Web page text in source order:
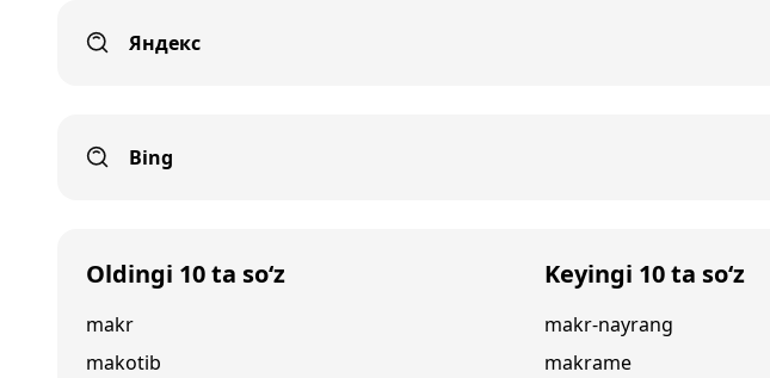
Яндекс
Bing
Oldingi 10 ta so‘z
makr
makotib
Keyingi 10 ta so‘z
makr-nayrang
makrame